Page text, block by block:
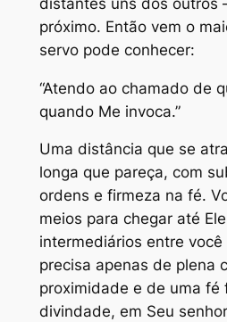
próximo. Então vem o
servo pode conhecer:
“Atendo ao chamado de
quando Me invoca.”
Uma distância que se
longa que pareça, com
ordens e firmeza na fé.
meios para chegar até
intermediários entre você
precisa apenas de plena
proximidade e de uma fé
divindade, em Seu